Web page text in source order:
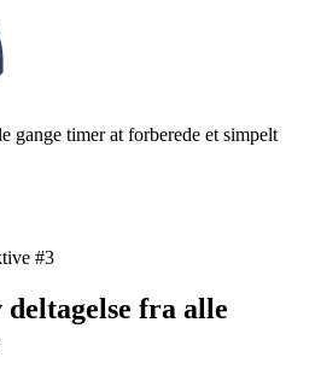
gange timer at forberede et simpelt
#3
fra alle